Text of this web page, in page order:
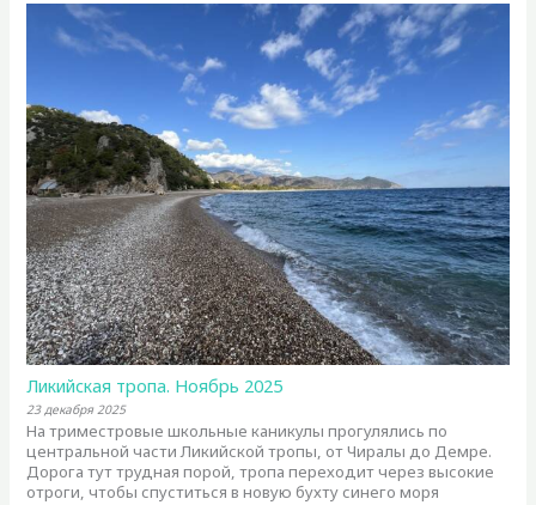
Ликийская тропа. Ноябрь 2025
23 декабря 2025
На триместровые школьные каникулы прогулялись по
центральной части Ликийской тропы, от Чиралы до Демре.
Дорога тут трудная порой, тропа переходит через высокие
отроги, чтобы спуститься в новую бухту синего моря